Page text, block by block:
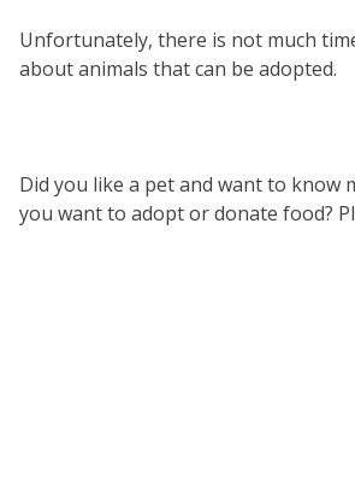
Unfortunately, there is not much
about animals that can be adopted.
Did you like a pet and want to know
you want to adopt or donate food?